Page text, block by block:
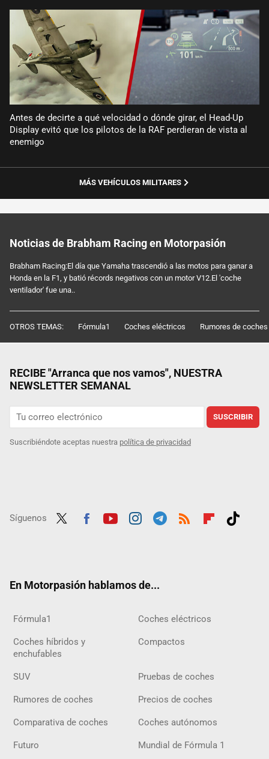
Antes de decirte a qué velocidad o dónde girar, el Head-Up
Display evitó que los pilotos de la RAF perdieran de vista al
enemigo
MÁS VEHÍCULOS MILITARES
Noticias de Brabham Racing en Motorpasión
Brabham Racing:El día que Yamaha trascendió a las motos para ganar a
Honda en la F1, y batió récords negativos con un motor V12.El 'coche
ventilador' fue una..
OTROS TEMAS: Fórmula1 Coches eléctricos Rumores de coches
RECIBE "Arranca que nos vamos", NUESTRA
NEWSLETTER SEMANAL
SUSCRIBIR
Suscribiéndote aceptas nuestra política de privacidad
Síguenos
En Motorpasión hablamos de...
Fórmula1 Coches eléctricos
Coches híbridos y
enchufables
Compactos
SUV Pruebas de coches
Rumores de coches Precios de coches
Comparativa de coches Coches autónomos
Futuro Mundial de Fórmula 1